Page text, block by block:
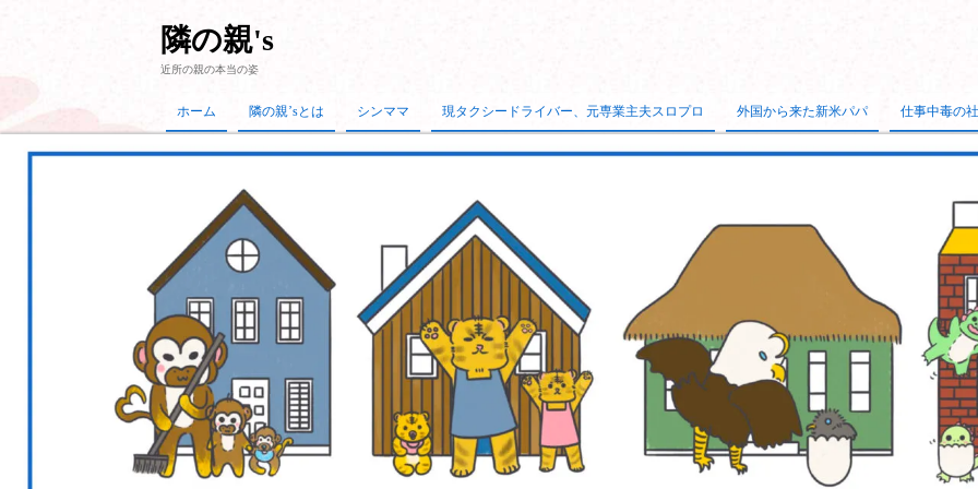
隣の親's
近所の親の本当の姿
ホーム 隣の親’sとは シンママ 現タクシードライバー、元専業主夫スロプロ 外国から来た新米パパ 仕事中毒の